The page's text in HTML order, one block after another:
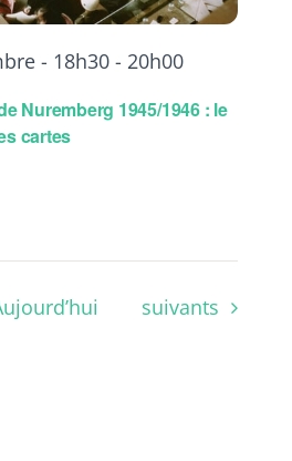
Nuremberg 1945/1946 : le
cartes
- 18h30- 20h00
Évènements
suivants